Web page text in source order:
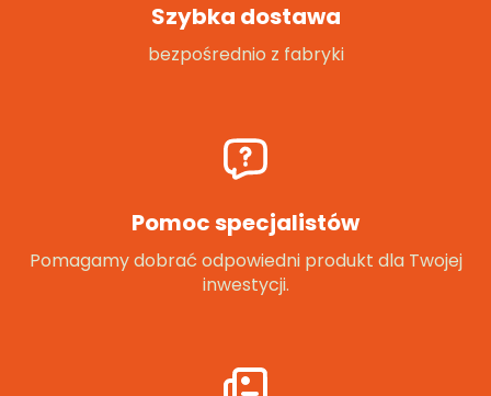
Szybka dostawa
bezpośrednio z fabryki
Pomoc specjalistów
Pomagamy dobrać odpowiedni produkt dla Twojej
inwestycji.